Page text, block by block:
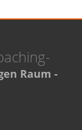
Raum -